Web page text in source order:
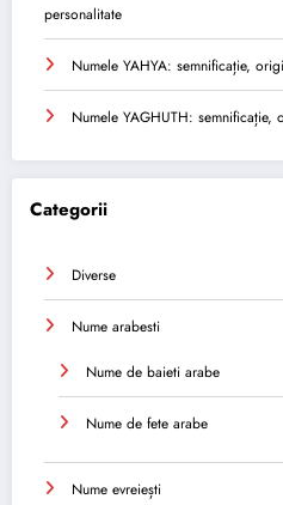
personalitate
Numele YAHYA: semnificație,
Numele YAGHUTH: semnificație,
Categorii
Diverse
Nume arabesti
Nume de baieti arabe
Nume de fete arabe
Nume evreiești